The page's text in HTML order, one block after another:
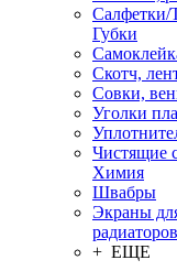
Салфетки/
Губки
Скотч,
Совки,
Уголки
Чистящие
Химия
Швабры
Экраны
радиаторов
+ ЕЩЕ